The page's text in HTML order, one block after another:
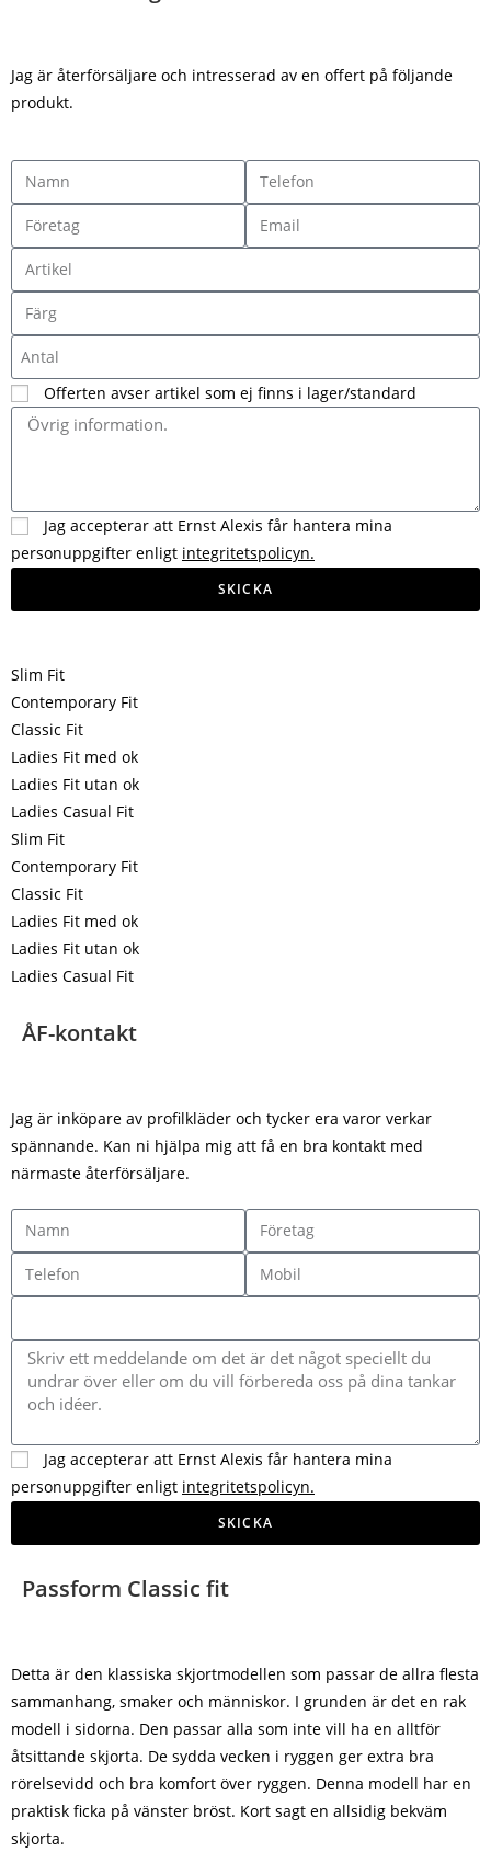
Jag är återförsäljare och intresserad av en offert på följande
produkt.
Offerten avser artikel som ej finns i lager/standard
Jag accepterar att Ernst Alexis får hantera mina
personuppgifter enligt integritetspolicyn.
SKICKA
Slim Fit
Contemporary Fit
Classic Fit
Ladies Fit med ok
Ladies Fit utan ok
Ladies Casual Fit
Slim Fit
Contemporary Fit
Classic Fit
Ladies Fit med ok
Ladies Fit utan ok
Ladies Casual Fit
ÅF-kontakt
Jag är inköpare av profilkläder och tycker era varor verkar
spännande. Kan ni hjälpa mig att få en bra kontakt med
närmaste återförsäljare.
Jag accepterar att Ernst Alexis får hantera mina
personuppgifter enligt integritetspolicyn.
SKICKA
Passform Classic fit
Detta är den klassiska skjortmodellen som passar de allra flesta
sammanhang, smaker och människor. I grunden är det en rak
modell i sidorna. Den passar alla som inte vill ha en alltför
åtsittande skjorta. De sydda vecken i ryggen ger extra bra
rörelsevidd och bra komfort över ryggen. Denna modell har en
praktisk ficka på vänster bröst. Kort sagt en allsidig bekväm
skjorta.